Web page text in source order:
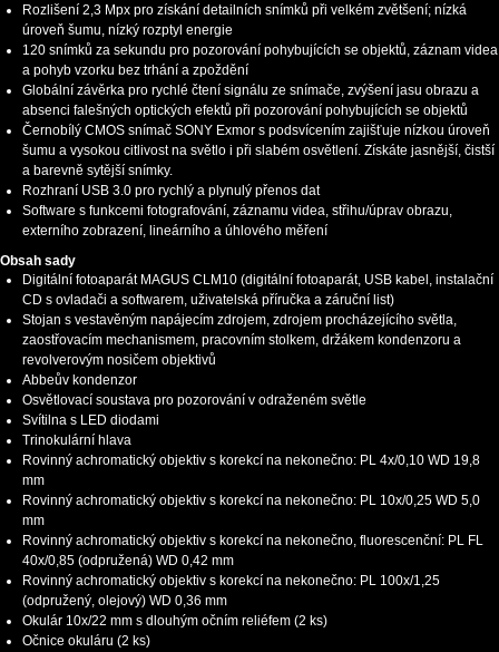
Rozlišení 2,3 Mpx pro získání detailních snímků při velkém zvětšení; nízká
úroveň šumu, nízký rozptyl energie
120 snímků za sekundu pro pozorování pohybujících se objektů, záznam videa
a pohyb vzorku bez trhání a zpoždění
Globální závěrka pro rychlé čtení signálu ze snímače, zvýšení jasu obrazu a
absenci falešných optických efektů při pozorování pohybujících se objektů
Černobílý CMOS snímač SONY Exmor s podsvícením zajišťuje nízkou úroveň
šumu a vysokou citlivost na světlo i při slabém osvětlení. Získáte jasnější, čistší
a barevně sytější snímky.
Rozhraní USB 3.0 pro rychlý a plynulý přenos dat
Software s funkcemi fotografování, záznamu videa, střihu/úprav obrazu,
externího zobrazení, lineárního a úhlového měření
Obsah sady
Digitální fotoaparát MAGUS CLM10 (digitální fotoaparát, USB kabel, instalační
CD s ovladači a softwarem, uživatelská příručka a záruční list)
Stojan s vestavěným napájecím zdrojem, zdrojem procházejícího světla,
zaostřovacím mechanismem, pracovním stolkem, držákem kondenzoru a
revolverovým nosičem objektivů
Abbeův kondenzor
Osvětlovací soustava pro pozorování v odraženém světle
Svítilna s LED diodami
Trinokulární hlava
Rovinný achromatický objektiv s korekcí na nekonečno: PL 4x/0,10 WD 19,8
mm
Rovinný achromatický objektiv s korekcí na nekonečno: PL 10x/0,25 WD 5,0
mm
Rovinný achromatický objektiv s korekcí na nekonečno, fluorescenční: PL FL
40x/0,85 (odpružená) WD 0,42 mm
Rovinný achromatický objektiv s korekcí na nekonečno: PL 100x/1,25
(odpružený, olejový) WD 0,36 mm
Okulár 10x/22 mm s dlouhým očním reliéfem (2 ks)
Očnice okuláru (2 ks)